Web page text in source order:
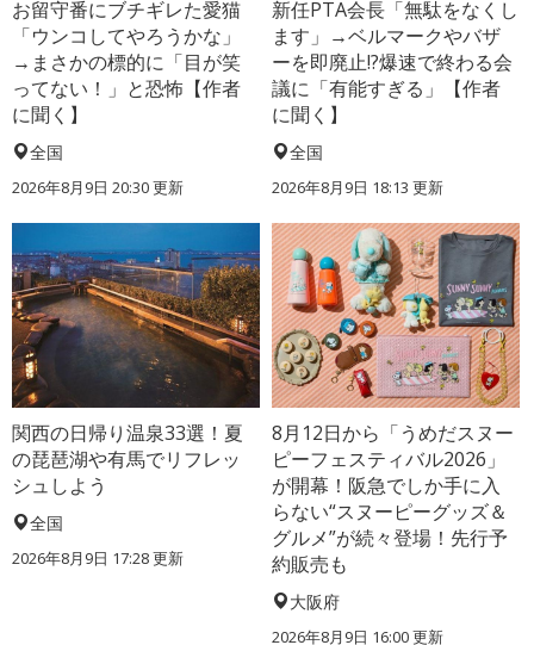
お留守番にブチギレた愛猫
「ウンコしてやろうかな」
→まさかの標的に「目が笑
ってない！」と恐怖【作者
に聞く】
全国
2026年8月9日 20:30更新
新任PTA会長「無駄をなくし
ます」→ベルマークやバザ
ーを即廃止!?爆速で終わる会
議に「有能すぎる」【作者
に聞く】
全国
2026年8月9日 18:13 更新
関西の日帰り温泉33選！夏
の琵琶湖や有馬でリフレッ
シュしよう
全国
2026年8月9日 17:28更新
8月12日から「うめだスヌー
ピーフェスティバル2026」
が開幕！阪急でしか手に入
らない“スヌーピーグッズ＆
グルメ”が続々登場！先行予
約販売も
大阪府
2026年8月9日 16:00更新